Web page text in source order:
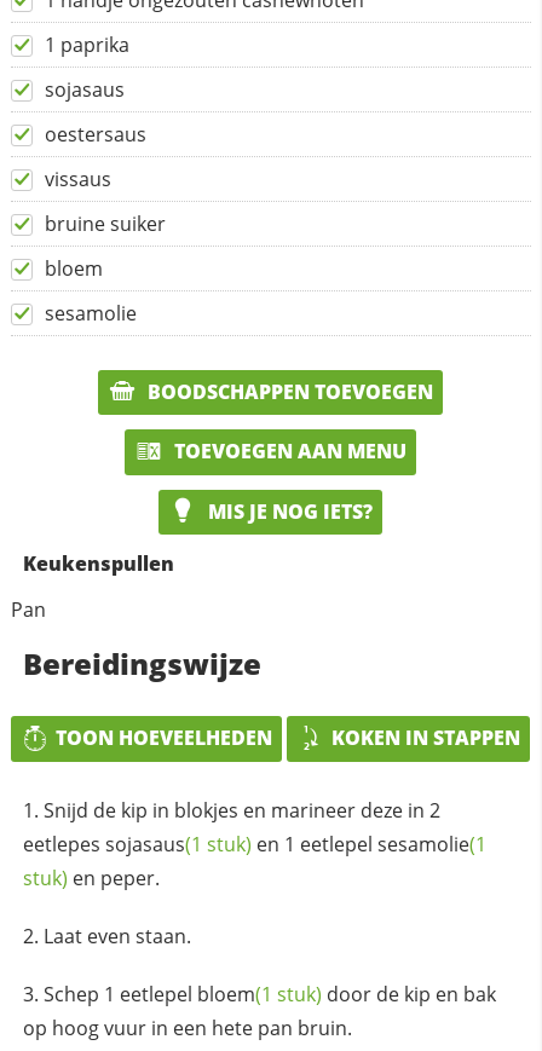
1 paprika
sojasaus
oestersaus
vissaus
bruine suiker
bloem
sesamolie
BOODSCHAPPEN TOEVOEGEN
TOEVOEGEN AAN MENU
MIS JE NOG IETS?
Keukenspullen
Pan
Bereidingswijze
TOON HOEVEELHEDEN KOKEN IN STAPPEN
Snijd de kip in blokjes en marineer deze in 2
eetlepes sojasaus(1 stuk) en 1 eetlepel sesamolie(1
stuk) en peper.
Laat even staan.
Schep 1 eetlepel bloem(1 stuk) door de kip en bak
op hoog vuur in een hete pan bruin.